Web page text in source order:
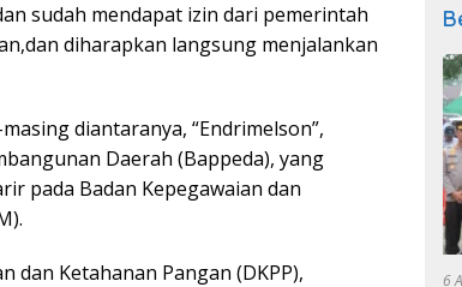
sudah mendapat izin dari pemerintah
diharapkan langsung menjalankan
diantaranya, “Endrimelson”,
Daerah (Bappeda), yang
pada Badan Kepegawaian dan
dan Ketahanan Pangan (DKPP), 6